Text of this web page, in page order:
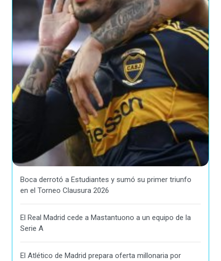
Boca derrotó a Estudiantes y sumó su primer triunfo
en el Torneo Clausura 2026
El Real Madrid cede a Mastantuono a un equipo de la
Serie A
El Atlético de Madrid prepara oferta millonaria por